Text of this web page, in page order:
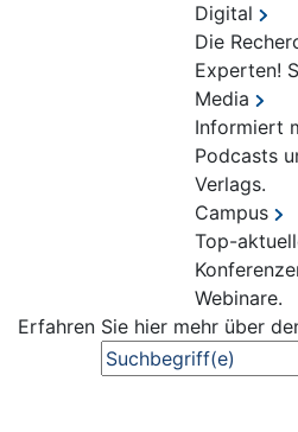
Digital
Die
Experten!
Media
Informiert
Podcasts
Verlags.
Campus
Top-
Webinare.
Erfahren Sie hier mehr über
Suche